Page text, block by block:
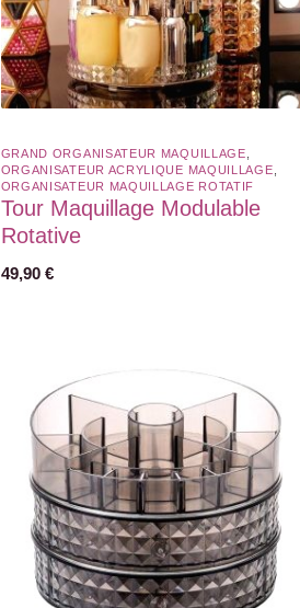
GRAND ORGANISATEUR MAQUILLAGE
ORGANISATEUR ACRYLIQUE MAQUILLAGE
ORGANISATEUR MAQUILLAGE ROTATIF​
Tour Maquillage Modulable
Rotative
49,90 €